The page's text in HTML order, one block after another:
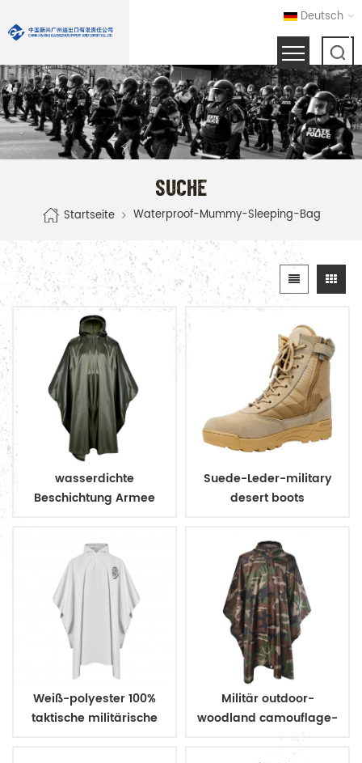
Deutsch
SUCHE
Startseite Waterproof-Mummy-Sleeping-Bag
wasserdichte
Beschichtung Armee
Suede-Leder-military
desert boots
Weiß-polyester 100%
taktische militärische
Militär outdoor-
woodland camouflage-